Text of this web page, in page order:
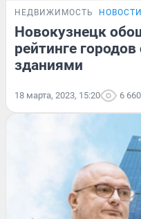
НЕДВИЖИМОСТЬ
Новокузнецк
рейтинге
зданиями
18 марта, 2023, 15:20 6 660